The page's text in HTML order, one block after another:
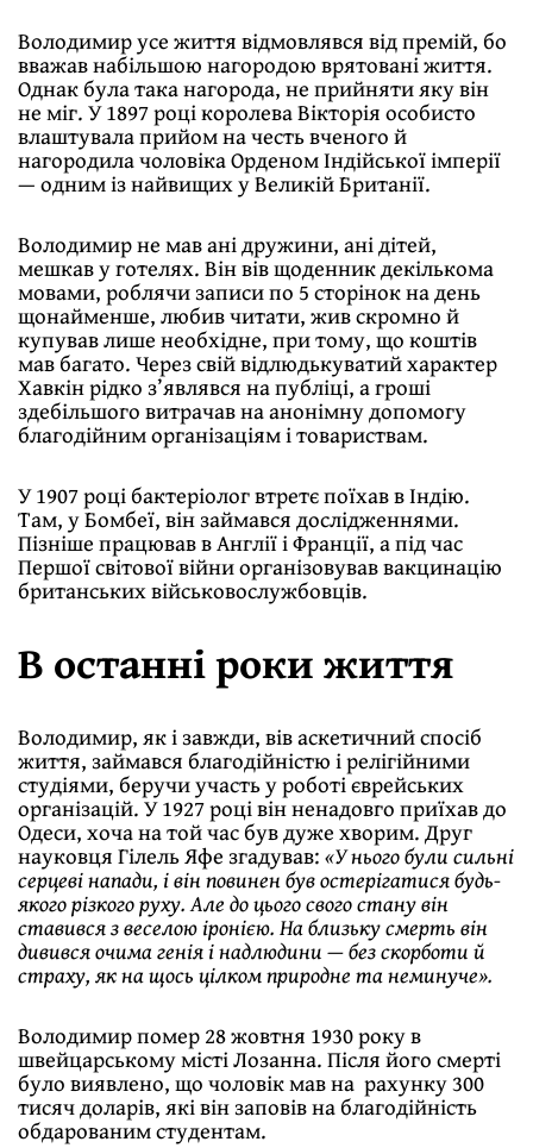
Володимир усе життя відмовлявся від премій, бо
вважав набільшою нагородою врятовані життя.
Однак була така нагорода, не прийняти яку він
не міг. У 1897 році королева Вікторія особисто
влаштувала прийом на честь вченого й
нагородила чоловіка Орденом Індійської імперії
— одним із найвищих у Великій Британії.
Володимир не мав ані дружини, ані дітей,
мешкав у готелях. Він вів щоденник декількома
мовами, роблячи записи по 5 сторінок на день
щонайменше, любив читати, жив скромно й
купував лише необхідне, при тому, що коштів
мав багато. Через свій відлюдькуватий характер
Хавкін рідко з’являвся на публіці, а гроші
здебільшого витрачав на анонімну допомогу
благодійним організаціям і товариствам.
У 1907 році бактеріолог втретє поїхав в Індію.
Там, у Бомбеї, він займався дослідженнями.
Пізніше працював в Англії і Франції, а під час
Першої світової війни організовував вакцинацію
британських військовослужбовців.
В останні роки життя
Володимир, як і завжди, вів аскетичний спосіб
життя, займався благодійністю і релігійними
студіями, беручи участь у роботі єврейських
організацій. У 1927 році він ненадовго приїхав до
Одеси, хоча на той час був дуже хворим. Друг
науковця Гілель Яфе згадував:«У нього були сильні
серцеві напади, і він повинен був остерігатися будь-
якого різкого руху. Але до цього свого стану він
ставився з веселою іронією. На близьку смерть він
дивився очима генія і надлюдини — без скорботи й
страху, як на щось цілком природне та неминуче».
Володимир помер 28 жовтня 1930 року в
швейцарському місті Лозанна. Після його смерті
було виявлено, що чоловік мав на рахунку 300
тисяч доларів, які він заповів на благодійність
обдарованим студентам.